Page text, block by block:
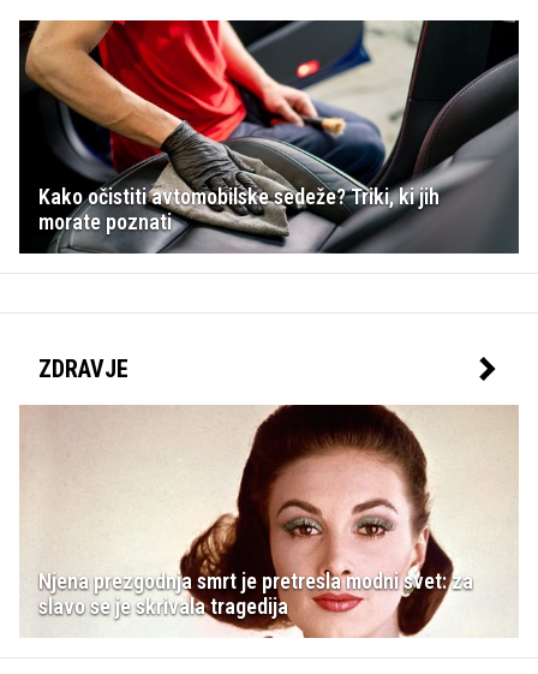
Kako očistiti avtomobilske sedeže? Triki, ki jih
morate poznati
ZDRAVJE
Njena prezgodnja smrt je pretresla modni svet: za
slavo se je skrivala tragedija